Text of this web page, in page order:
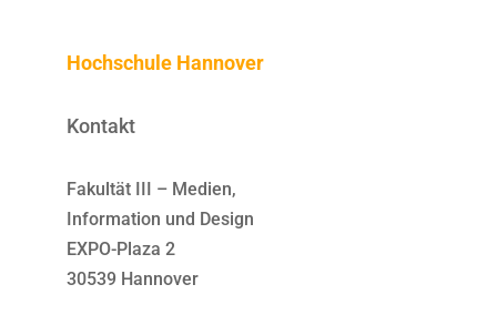
Hochschule Hannover
Kontakt
Fakultät III – Medien,
Information und Design
EXPO-Plaza 2
30539 Hannover